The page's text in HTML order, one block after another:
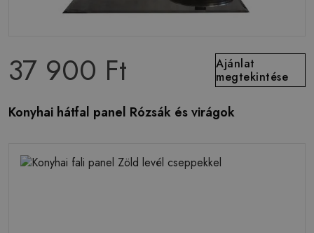
37 900 Ft
Ajánlat
megtekintése
Konyhai hátfal panel Rózsák és virágok